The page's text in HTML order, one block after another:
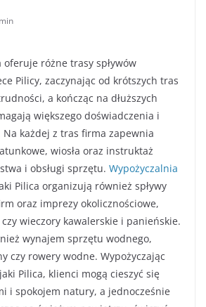
oferuje różne trasy spływów
Pilicy, zaczynając od krótszych tras
a kończąc na dłuższych
większego doświadczenia i
Na każdej z tras firma zapewnia
wiosła oraz instruktaż
i obsługi sprzętu. Wypożyczalnia
Pilica organizują również spływy
oraz imprezy okolicznościowe,
wieczory kawalerskie i panieńskie.
wynajem sprzętu wodnego,
czy rowery wodne. Wypożyczając
Pilica, klienci mogą cieszyć się
i spokojem natury, a jednocześnie